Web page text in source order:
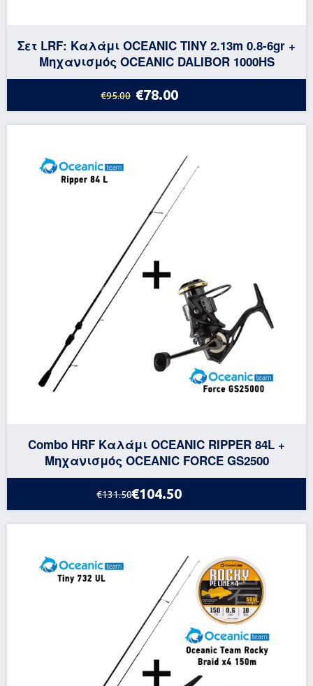
Σετ LRF: Καλάμι OCEANIC TINY 2.13m 0.8-6gr +
Μηχανισμός OCEANIC DALIBOR 1000HS
€95.00 €78.00
Combo HRF Καλάμι OCEANIC RIPPER 84L +
Μηχανισμός OCEANIC FORCE GS2500
€131.50€104.50